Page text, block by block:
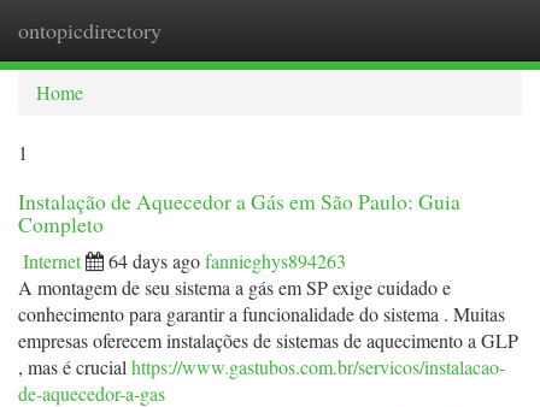
ontopicdirectory
Home
1
Instalação de Aquecedor a Gás em São Paulo: Guia
Completo
Internet 64 days agofannieghys894263
A montagem de seu sistema a gás em SP exige cuidado e
conhecimento para garantir a funcionalidade do sistema . Muitas
empresas oferecem instalações de sistemas de aquecimento a GLP
, mas é crucial https://www.gastubos.com.br/servicos/instalacao-
de-aquecedor-a-gas